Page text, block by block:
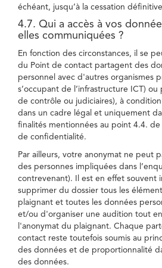
échéant, jusqu’à la cessation
4.7. Qui a accès à vos
elles communiquées ?
En fonction des circonstances, il se
du Point de contact partagent des
personnel avec d'autres organismes
s’occupant de l’infrastructure ICT)
de contrôle ou judiciaires), à
dans un cadre légal et uniquement
finalités mentionnées au point 4.4.
de confidentialité.
Par ailleurs, votre anonymat ne peut
des personnes impliquées dans
contrevenant). Il est en effet souvent
supprimer du dossier tous les
plaignant et toutes les données
et/ou d'organiser une audition tout
l'anonymat du plaignant. Chaque
contact reste toutefois soumis au
des données et de proportionnalité
des données.